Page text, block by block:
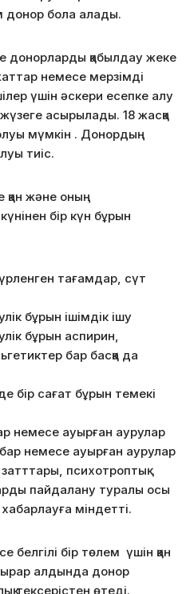
донор бола алады.
донорларды қабылдау жеке
немесе мерзімді
үшін әскери есепке алу
асырылады. 18 жасқа
мүмкін . Донордың
тиіс.
қан және оның
бір күн бұрын
тағамдар, сүт
бұрын ішімдік ішу
бұрын аспирин,
бар басқа да
бір сағат бұрын темекі
немесе ауырған аурулар
немесе ауырған аурулар
психотроптық
пайдалану туралы осы
міндетті.
белгілі бір төлем үшін қан
алдында донор
тексерістен өтеді.